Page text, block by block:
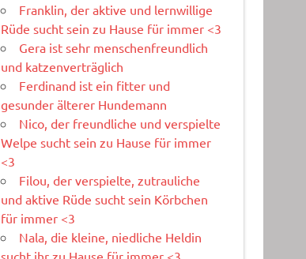
Franklin, der aktive und lernwillige
Rüde sucht sein zu Hause für immer <3
Gera ist sehr menschenfreundlich
und katzenverträglich
Ferdinand ist ein fitter und
gesunder älterer Hundemann
Nico, der freundliche und verspielte
Welpe sucht sein zu Hause für immer
<3
Filou, der verspielte, zutrauliche
und aktive Rüde sucht sein Körbchen
für immer <3
Nala, die kleine, niedliche Heldin